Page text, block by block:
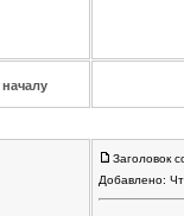
Заголовок
Добавлено: